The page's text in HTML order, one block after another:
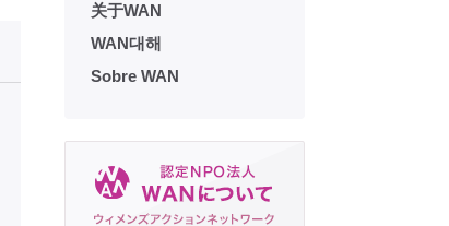
关于WAN
WAN대해
Sobre WAN